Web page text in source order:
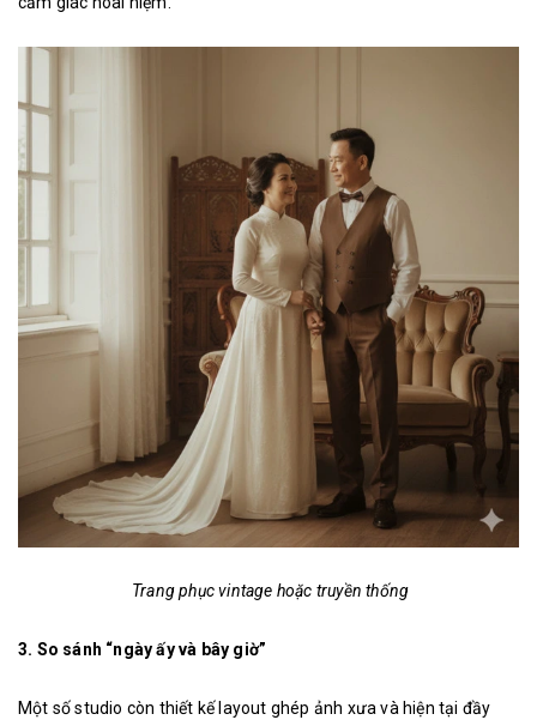
Trang phục vintage hoặc truyền thống
3. So sánh “ngày ấy và bây giờ”
Một số studio còn thiết kế layout ghép ảnh xưa và hiện tại đầy